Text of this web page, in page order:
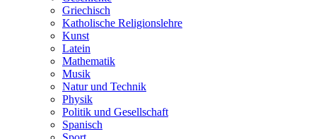
Griechisch
Katholische Religionslehre
Kunst
Latein
Mathematik
Musik
Natur und Technik
Physik
Politik und Gesellschaft
Spanisch